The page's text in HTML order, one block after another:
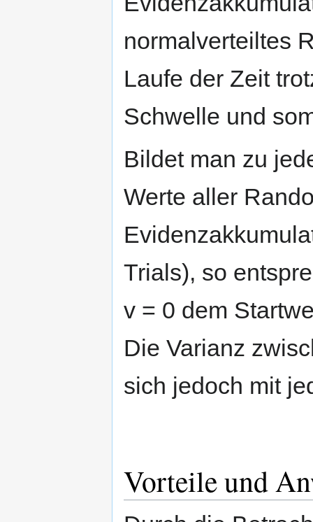
normalverteiltes
Laufe der Zeit
Schwelle und
Bildet man zu
Werte aller
Trials), so
v = 0 dem
Die Varianz
sich jedoch mit
Vorteile und